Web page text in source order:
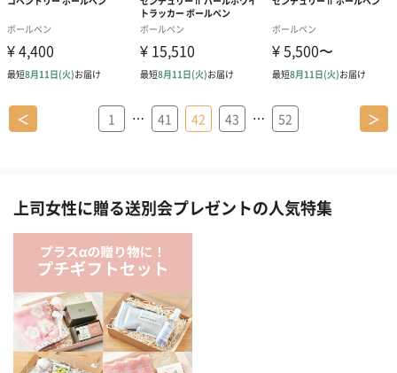
＜ 1 … 41 42 43 … 52 ＞
上司女性に贈る送別会プレゼントの人気特集